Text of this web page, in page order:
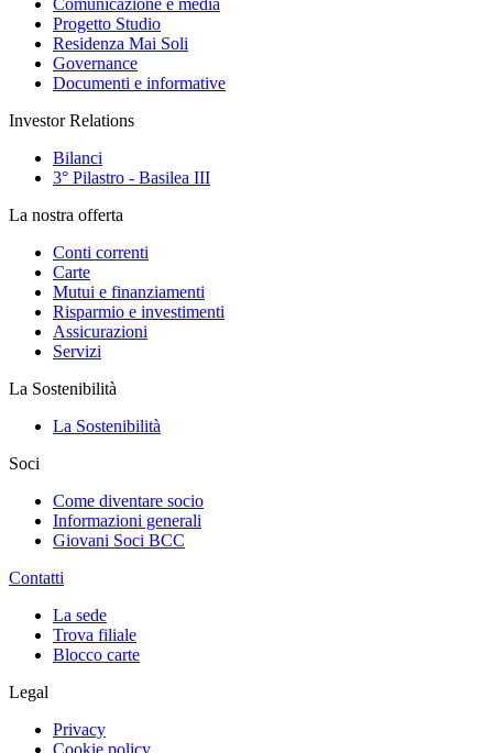
Progetto Studio
Residenza Mai Soli
Governance
Documenti e informative
Investor Relations
Bilanci
3° Pilastro - Basilea III
La nostra offerta
Conti correnti
Carte
Mutui e finanziamenti
Risparmio e investimenti
Assicurazioni
Servizi
La Sostenibilità
La Sostenibilità
Soci
Come diventare socio
Informazioni generali
Giovani Soci BCC
Contatti
La sede
Trova filiale
Blocco carte
Legal
Privacy
Cookie policy